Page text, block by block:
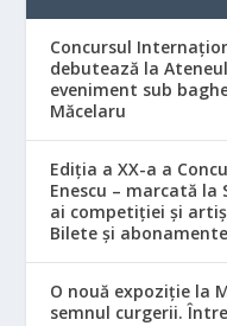
Concursul
debutează la
eveniment sub
Măcelaru
Ediția a XX-a a
Enescu – marcată
ai competiției și
Bilete și
O nouă expoziție la
semnul curgerii.